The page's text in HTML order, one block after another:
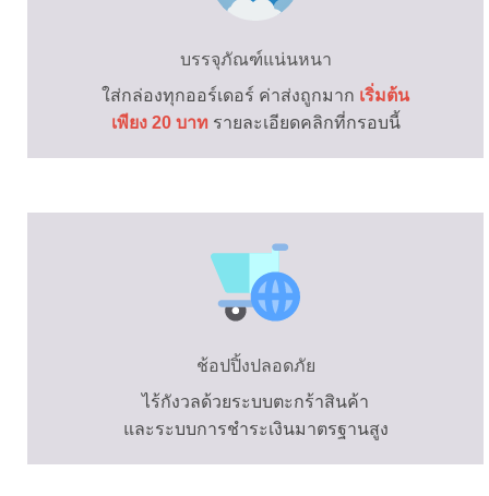
บรรจุภัณฑ์แน่นหนา
ใส่กล่องทุกออร์เดอร์ ค่าส่งถูกมาก เริ่มต้น
เพียง 20 บาท รายละเอียดคลิกที่กรอบนี้
ช้อปปิ้งปลอดภัย
ไร้กังวลด้วยระบบตะกร้าสินค้า
และระบบการชำระเงินมาตรฐานสูง